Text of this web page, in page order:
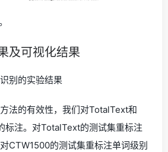
及可视化结果
别的实验结果
法的有效性，我们对TotalText和
标注。对TotalText的测试集重标注
CTW1500的测试集重标注单词级别